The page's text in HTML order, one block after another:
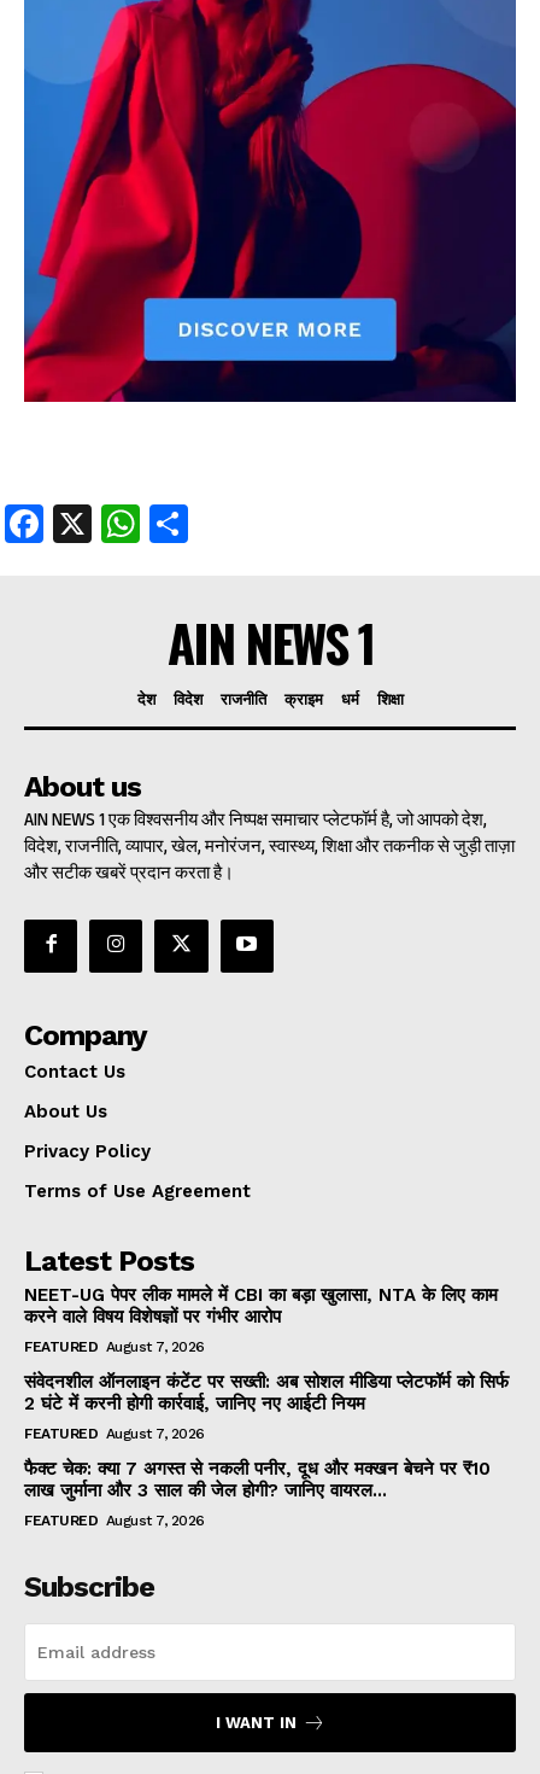
Privacy Policy
Terms of Use Agreement
Facebook
X WhatsApp
Share
Facebook
X WhatsApp
AIN NEWS 1
देश विदेश राजनीति क्राइम धर्म शिक्षा
About us
AIN NEWS 1 एक विश्वसनीय और निष्पक्ष समाचार प्लेटफॉर्म है, जो आपको देश,
विदेश, राजनीति, व्यापार, खेल, मनोरंजन, स्वास्थ्य, शिक्षा और तकनीक से जुड़ी ताज़ा
और सटीक खबरें प्रदान करता है।
Company
Contact Us
About Us
Privacy Policy
Terms of Use Agreement
Latest Posts
NEET-UG पेपर लीक मामले में CBI का बड़ा खुलासा, NTA के लिए काम
करने वाले विषय विशेषज्ञों पर गंभीर आरोप
FEATURED August 7, 2026
संवेदनशील ऑनलाइन कंटेंट पर सख्ती: अब सोशल मीडिया प्लेटफॉर्म को सिर्फ
2 घंटे में करनी होगी कार्रवाई, जानिए नए आईटी नियम
FEATURED August 7, 2026
फैक्ट चेक: क्या 7 अगस्त से नकली पनीर, दूध और मक्खन बेचने पर ₹10
लाख जुर्माना और 3 साल की जेल होगी? जानिए वायरल...
FEATURED August 7, 2026
Subscribe
I WANT IN